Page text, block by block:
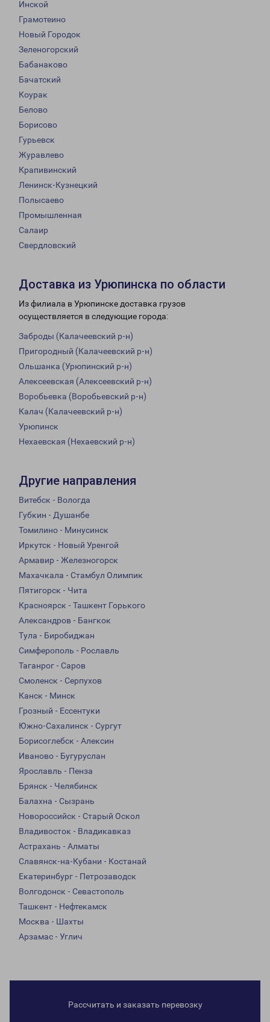
Инской
Грамотеино
Новый Городок
Зеленогорский
Бабанаково
Бачатский
Коурак
Белово
Борисово
Гурьевск
Журавлево
Крапивинский
Ленинск-Кузнецкий
Полысаево
Промышленная
Салаир
Свердловский
Доставка из Урюпинска по области
Из филиала в Урюпинске доставка грузов
осуществляется в следующие города:
Заброды (Калачеевский р-н)
Пригородный (Калачеевский р-н)
Ольшанка (Урюпинский р-н)
Алексеевская (Алексеевский р-н)
Воробьевка (Воробьевский р-н)
Калач (Калачеевский р-н)
Урюпинск
Нехаевская (Нехаевский р-н)
Другие направления
Витебск - Вологда
Губкин - Душанбе
Томилино - Минусинск
Иркутск - Новый Уренгой
Армавир - Железногорск
Махачкала - Стамбул Олимпик
Пятигорск - Чита
Красноярск - Ташкент Горького
Александров - Бангкок
Тула - Биробиджан
Симферополь - Рославль
Таганрог - Саров
Смоленск - Серпухов
Канск - Минск
Грозный - Ессентуки
Южно-Сахалинск - Сургут
Борисоглебск - Алексин
Иваново - Бугуруслан
Ярославль - Пенза
Брянск - Челябинск
Балахна - Сызрань
Новороссийск - Старый Оскол
Владивосток - Владикавказ
Астрахань - Алматы
Славянск-на-Кубани - Костанай
Екатеринбург - Петрозаводск
Волгодонск - Севастополь
Ташкент - Нефтекамск
Москва - Шахты
Арзамас - Углич
Рассчитать и заказать перевозку